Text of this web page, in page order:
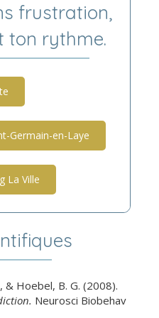
frustration,
ton rythme.
Germain-en-Laye
La Ville
& Hoebel, B. G. (2008).
Neurosci Biobehav